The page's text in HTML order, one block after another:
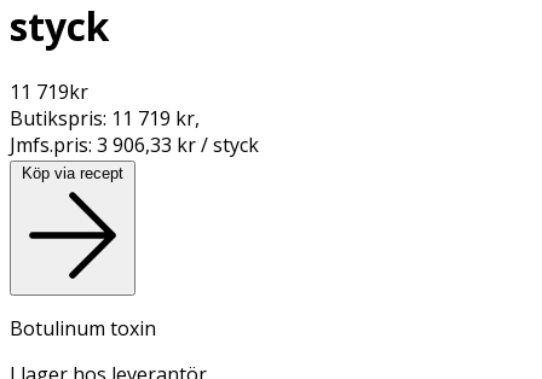
styck
11 719kr
Butikspris: 11 719 kr,
Jmfs.pris: 3 906,33 kr / styck
Köp via recept
Botulinum toxin